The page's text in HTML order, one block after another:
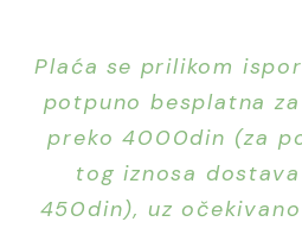
Plaća se prilikom
potpuno besplatna
preko 4000din (za
tog iznosa
450din), uz